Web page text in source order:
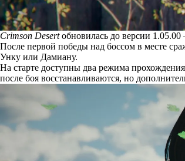
Crimson Desertобновилась до версии
После первой победы над боссом в месте
Унку или Дамиану.
На старте доступны два режима
после боя восстанавливаются, но